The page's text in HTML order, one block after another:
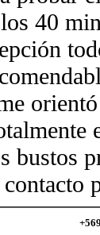
40
bustos
contacto